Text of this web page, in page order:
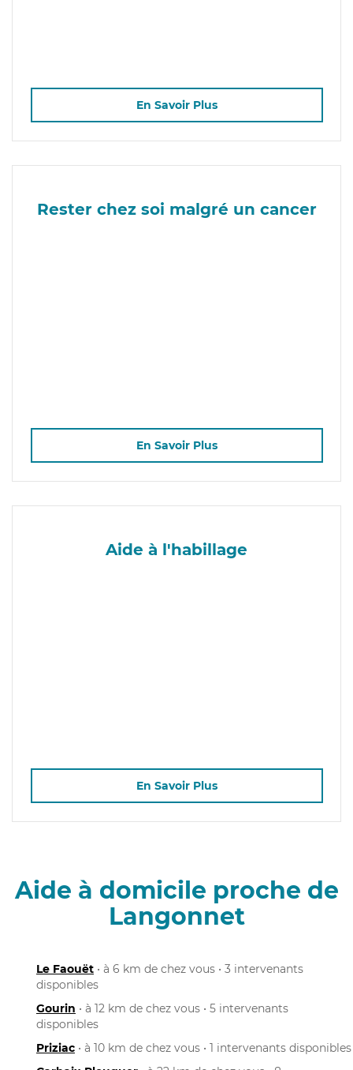
En Savoir Plus
Rester chez soi malgré un cancer
En Savoir Plus
Aide à l'habillage
En Savoir Plus
Aide à domicile proche de
Langonnet
Le Faouët • à 6 km de chez vous • 3 intervenants
disponibles
Gourin • à 12 km de chez vous • 5 intervenants
disponibles
Priziac • à 10 km de chez vous • 1 intervenants disponibles